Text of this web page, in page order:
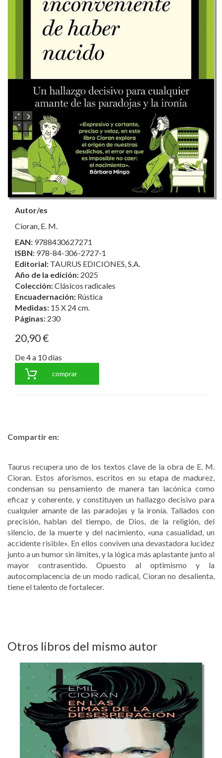
Autor/es
Cioran, E. M.
EAN: 9788430627271
ISBN: 978-84-306-2727-1
Editorial: TAURUS EDICIONES, S.A.
Año de la edición: 2025
Colección:Clásicos radicales
Encuadernación: Rústica
Medidas: 15 X 24 cm.
Páginas: 230
20,90 €
De 4 a 10 días
comprar
Compartir en:
Taurus recupera uno de los textos clave de la obra de E. M.
Cioran. Estos aforismos, escritos en su etapa de madurez,
condensan su pensamiento de manera tan lacónica como
eficaz y coherente, y constituyen un hallazgo decisivo para
cualquier amante de las paradojas y la ironía. Tallados con
precisión, hablan del tiempo, de Dios, de la religión, del
silencio, de la muerte y del nacimiento, «una casualidad, un
accidente risible». En ellos conviven una devastadora lucidez
junto a un humor sin límites, y la lógica más aplastante junto al
mayor contrasentido. Opuesto al optimismo y la
autocomplacencia de un modo radical, Cioran no desalienta,
tiene el talento de fortalecer.
Otros libros del mismo autor